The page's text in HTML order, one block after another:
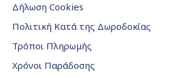
Δήλωση Cookies
Πολιτική Κατά της Δωροδοκίας
Τρόποι Πληρωμής
Χρόνοι Παράδοσης